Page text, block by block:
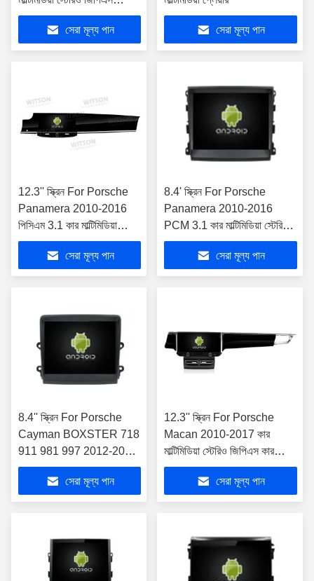
CarPlay প্লেয়ার
সেরা মূল্য পান
সেরা মূল্য পান
12.3'' স্ক্রিন For Porsche
Panamera 2010-2016
পিসিএম 3.1 কার মাল্টিমিডিয়া
স্টেরিও জিপিএস কারপ্লে প্লেয়ার
সেরা মূল্য পান
8.4' স্ক্রিন For Porsche
Panamera 2010-2016
PCM 3.1 কার মাল্টিমিডিয়া স্টেরিও
জিপিএস কারপ্লে প্লেয়ার
সেরা মূল্য পান
8.4'' স্ক্রিন For Porsche
Cayman BOXSTER 718
911 981 997 2012-2018
কার মাল্টিমিডিয়া স্টেরিও জিপিএস
কারপ্লে প্লেয়ারসেরা মূল্য পান
12.3'' স্ক্রিন For Porsche
Macan 2010-2017 কার
মাল্টিমিডিয়া স্টেরিও জিপিএস কারপ্লে
প্লেয়ার
সেরা মূল্য পান